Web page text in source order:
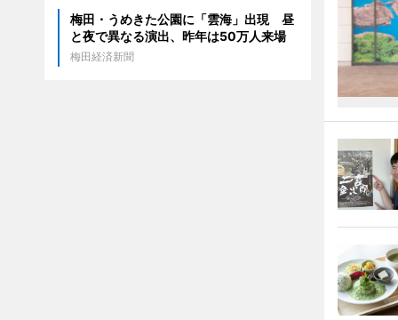
梅田・うめきた公園に「雲海」出現 昼
と夜で異なる演出、昨年は50万人来場
梅田経済新聞